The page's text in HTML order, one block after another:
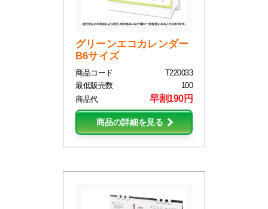
グリーンエコカレンダー
B6サイズ
商品コード
T220033
最低販売数
100
商品代
早割190円
商品の詳細を見る